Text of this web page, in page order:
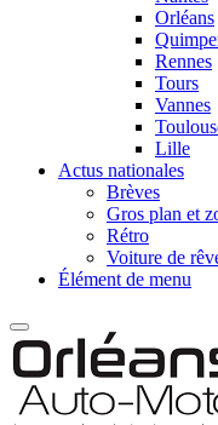
Orléans
Rennes
Tours
Vannes
Lille
Actus nationales
Brèves
Gros plan et
Rétro
Voiture de
Élément de menu